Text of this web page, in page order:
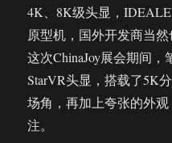
4K、8K级头显，
原型机，国外开发商当
这次ChinaJoy展会期间
StarVR头显，搭载了5K
场角，再加上夸张的外
注。